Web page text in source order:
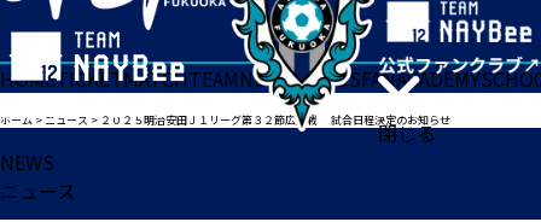
閉じる
HOMETICKETMATCHTEAMNEWSGOODSFANACADEMY
ホーム >ニュース > ２０２５明治安田Ｊ１リーグ第３２節広島戦 試合日程決定のお知らせ
NEWS
ニュース